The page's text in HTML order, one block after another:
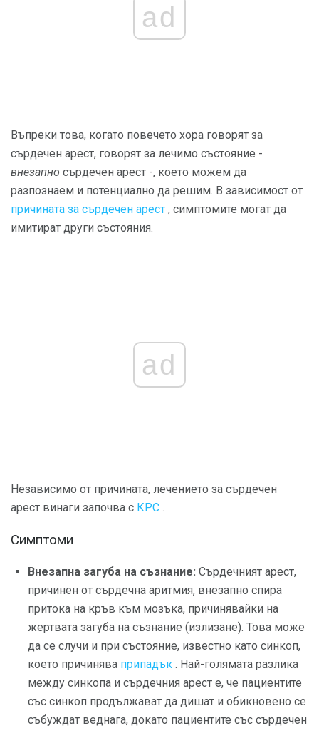
ad
Въпреки това, когато повечето хора говорят за
сърдечен арест, говорят за лечимо състояние -
внезапно сърдечен арест -, което можем да
разпознаем и потенциално да решим. В зависимост от
причината за сърдечен арест , симптомите могат да
имитират други състояния.
ad
Независимо от причината, лечението за сърдечен
арест винаги започва с КРС .
Симптоми
Внезапна загуба на съзнание: Сърдечният арест,
причинен от сърдечна аритмия, внезапно спира
притока на кръв към мозъка, причинявайки на
жертвата загуба на съзнание (излизане). Това може
да се случи и при състояние, известно като синкоп,
което причинява припадък . Най-голямата разлика
между синкопа и сърдечния арест е, че пациентите
със синкоп продължават да дишат и обикновено се
събуждат веднага, докато пациентите със сърдечен